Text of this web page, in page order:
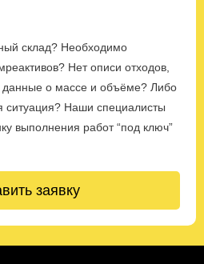
склад? Необходимо
Нет описи отходов,
данные о массе и объёме? Либо
ситуация? Наши специалисты
выполнения работ “под ключ”
заявку